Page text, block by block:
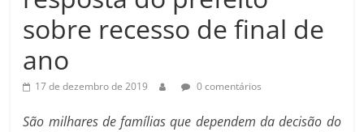
E
sobre recesso de final de
ano
17 de dezembro de 2019 0 comentários
São milhares de famílias que dependem da decisão do